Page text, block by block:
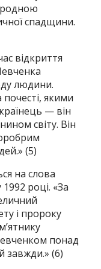
спадщини.
відкриття
людини.
якими
— він
світу. Він
(5)
на слова
році. «За
і пророку
понад
завжди.» (6)